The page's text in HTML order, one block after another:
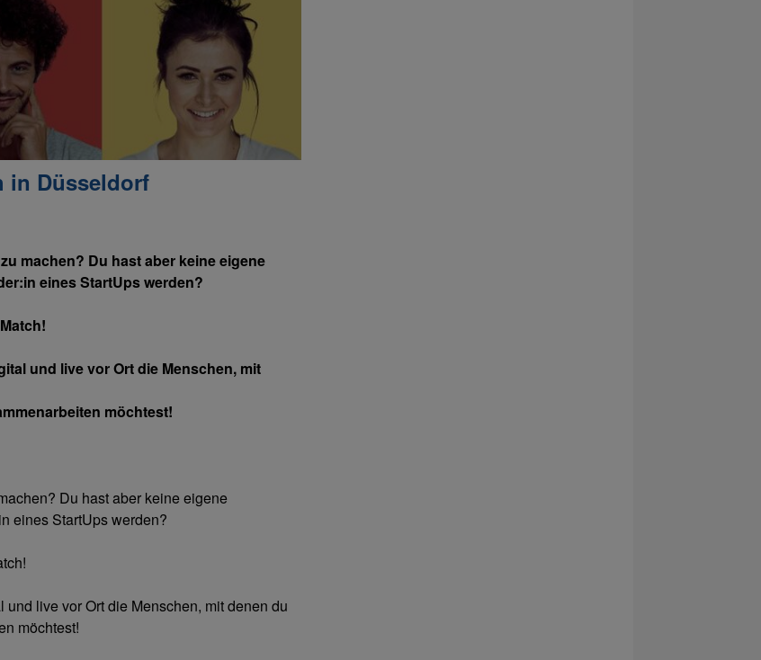
in Düsseldorf
machen? Du hast aber keine eigene
eines StartUps werden?
und live vor Ort die Menschen, mit
möchtest!
Du hast aber keine eigene
eines StartUps werden?
live vor Ort die Menschen, mit denen du
möchtest!